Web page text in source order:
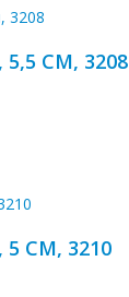
СМ, 3208
СМ, 3210